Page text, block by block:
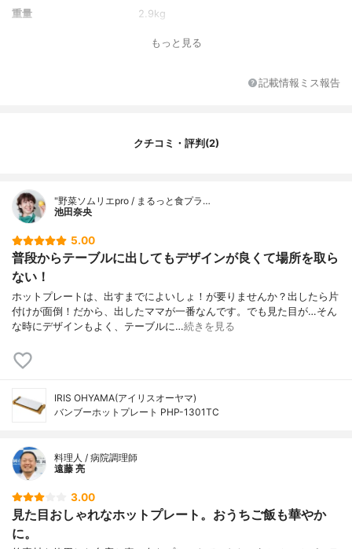
重量
2.9kg
44.0×23.0×2.8cm
1300W
最大発熱量
-
保証期間
付属品
もっと見る
記載情報ミス報告
クチコミ・評判(2)
"野菜ソムリエpro / まるっと食プラ…
池田奈央
5.00
普段からテーブルに出してもデザインが良くて場所を取ら
ない！
ホットプレートは、出すまでによいしょ！が要りませんか？出したら片
付けが面倒！だから、出したママが一番なんです。でも見た目が…そん
な時にデザインもよく、テーブルに…続きを見る
IRIS OHYAMA(アイリスオーヤマ)
バンブーホットプレート PHP-1301TC
料理人 / 病院調理師
遠藤 亮
3.00
見た目おしゃれなホットプレート。おうちご飯も華やか
に。